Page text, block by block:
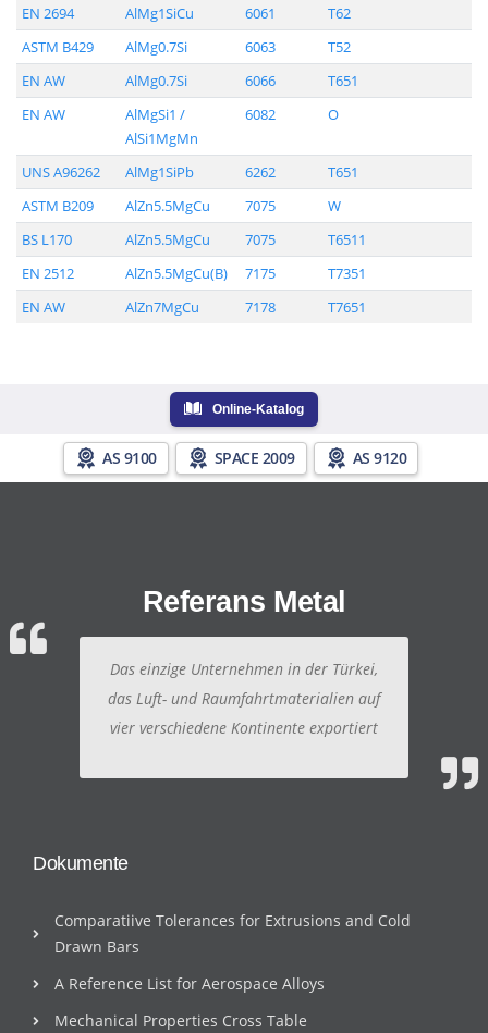
EN 2694
AlMg1SiCu 6061
T62
ASTM B429
AlMg0.7Si 6063
T52
EN AW
AlMg0.7Si 6066
T651
EN AW
AlMgSi1 /
AlSi1MgMn
6082 O
UNS A96262 AlMg1SiPb 6262
T651
ASTM B209
AlZn5.5MgCu 7075
W
BS L170
AlZn5.5MgCu 7075
T6511
EN 2512
AlZn5.5MgCu(B) 7175
T7351
EN AW
AlZn7MgCu 7178 T7651
Online-Katalog
AS 9100 SPACE 2009 AS 9120
Referans Metal
Das einzige Unternehmen in der Türkei,
das Luft- und Raumfahrtmaterialien auf
vier verschiedene Kontinente exportiert
Dokumente
Comparatiive Tolerances for Extrusions and Cold
Drawn Bars
A Reference List for Aerospace Alloys
Mechanical Properties Cross Table